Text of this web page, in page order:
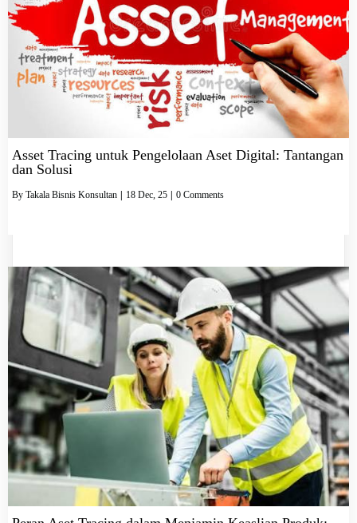
Asset Tracing untuk Pengelolaan Aset Digital: Tantangan
dan Solusi
By Takala Bisnis Konsultan 18 Dec, 25 0 Comments